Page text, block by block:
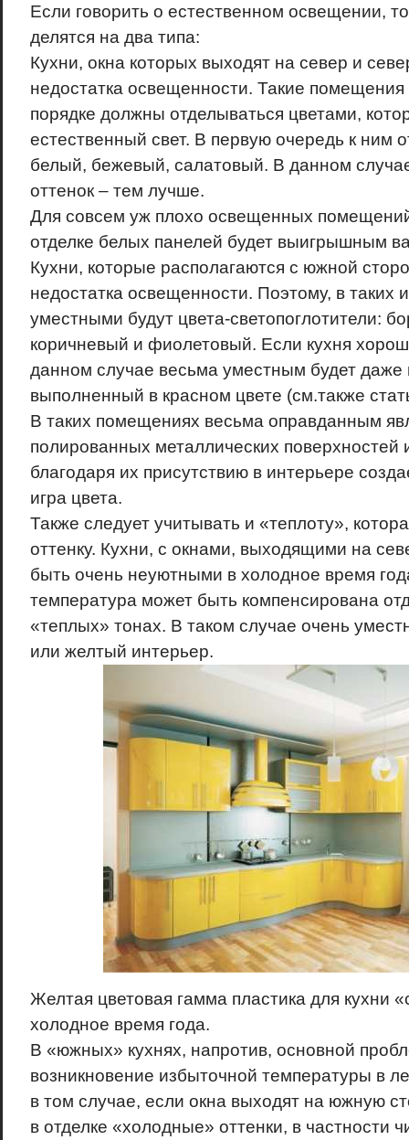
Если говорить о естественном освещении,
делятся на два типа:
Кухни, окна которых выходят на север и
недостатка освещенности. Такие помещения
порядке должны отделываться цветами,
естественный свет. В первую очередь к ним
белый, бежевый, салатовый. В данном
оттенок – тем лучше.
Для совсем уж плохо освещенных
отделке белых панелей будет выигрышным
Кухни, которые располагаются с южной
недостатка освещенности. Поэтому, в таких
уместными будут цвета-светопоглотители:
коричневый и фиолетовый. Если кухня
данном случае весьма уместным будет даже
выполненный в красном цвете (см.также
В таких помещениях весьма оправданным
полированных металлических поверхностей
благодаря их присутствию в интерьере
игра цвета.
Также следует учитывать и «теплоту»,
оттенку. Кухни, с окнами, выходящими на
быть очень неуютными в холодное время
температура может быть компенсирована
«теплых» тонах. В таком случае очень
или желтый интерьер.
Желтая цветовая гамма пластика для кухни
холодное время года.
В «южных» кухнях, напротив, основной
возникновение избыточной температуры в
в том случае, если окна выходят на южную
в отделке «холодные» оттенки, в частности